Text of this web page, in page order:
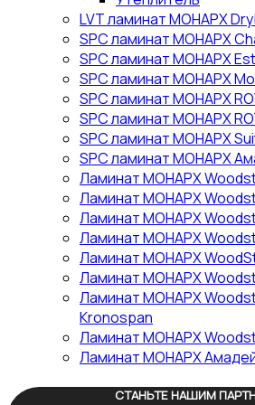
LVT ламинат МОНАРХ
SPC ламинат МОНАРХ
SPC ламинат МОНАРХ
SPC ламинат МОНАРХ
SPC ламинат МОНАРХ
SPC ламинат МОНАРХ
SPC ламинат МОНАРХ
SPC ламинат МОНАРХ
Ламинат МОНАРХ
Ламинат МОНАРХ
Ламинат МОНАРХ
Ламинат МОНАРХ
Ламинат МОНАРХ
Ламинат МОНАРХ
Ламинат МОНАРХ
Kronospan
Ламинат МОНАРХ
Ламинат МОНАРХ
СТАНЬТЕ НАШИМ